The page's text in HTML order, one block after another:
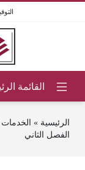
الرئيسية » الخدمات
الفصل الثاني